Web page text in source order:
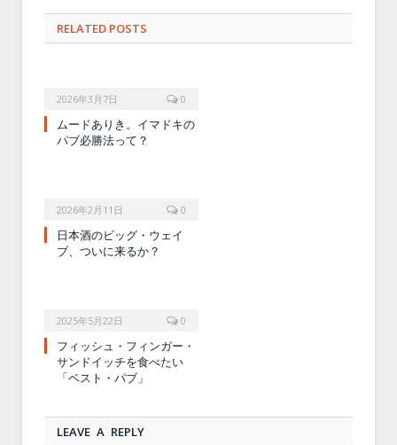
RELATED POSTS
2026年3月7日 0
ムードありき。イマドキの
パブ必勝法って？
2026年2月11日 0
日本酒のビッグ・ウェイ
ブ、ついに来るか？
2025年5月22日 0
フィッシュ・フィンガー・
サンドイッチを食べたい
「ベスト・パブ」
LEAVE A REPLY